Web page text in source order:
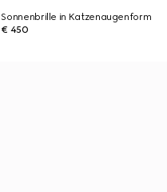
Sonnenbrille in Katzenaugenform
€ 450